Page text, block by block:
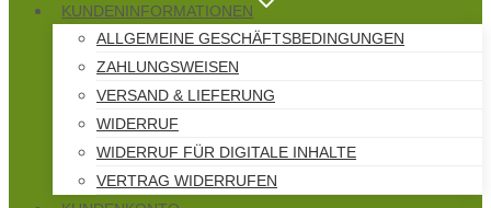
KUNDENINFORMATIONEN
ALLGEMEINE GESCHÄFTSBEDINGUNGEN
ZAHLUNGSWEISEN
VERSAND & LIEFERUNG
WIDERRUF
WIDERRUF FÜR DIGITALE INHALTE
VERTRAG WIDERRUFEN